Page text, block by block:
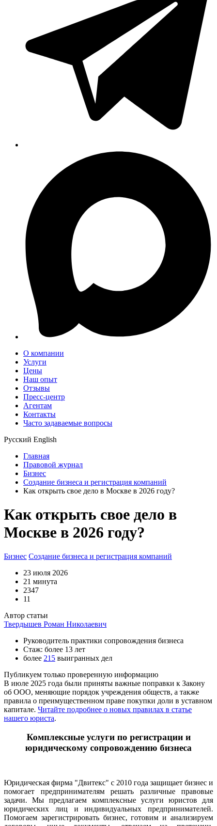
О компании
Услуги
Цены
Наш опыт
Отзывы
Пресс-центр
Агентам
Контакты
Часто задаваемые вопросы
Русский English
Главная
Правовой журнал
Бизнес
Создание бизнеса и регистрация компаний
Как открыть свое дело в Москве в 2026 году?
Как открыть свое дело в
Москве в 2026 году?
Бизнес Создание бизнеса и регистрация компаний
23 июля 2026
21 минута
2347
11
Автор статьи
Твердышев Роман Николаевич
Руководитель практики сопровождения бизнеса
Стаж: более 13 лет
более 215 выигранных дел
Публикуем только проверенную информацию
В июле 2025 года были приняты важные поправки к Закону
об ООО, меняющие порядок учреждения обществ, а также
правила о преимущественном праве покупки доли в уставном
капитале. Читайте подробнее о новых правилах в статье
нашего юриста.
Комплексные услуги по регистрации и
юридическому сопровождению бизнеса
Юридическая фирма "Двитекс" с 2010 года защищает бизнес и
помогает предпринимателям решать различные правовые
задачи. Мы предлагаем комплексные услуги юристов для
юридических лиц и индивидуальных предпринимателей.
Помогаем зарегистрировать бизнес, готовим и анализируем